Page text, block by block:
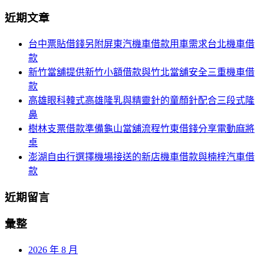
航
關
近期文章
台中票貼借錢另附屏東汽機車借款用車需求台北機車借
款
新竹當舖提供新竹小額借款與竹北當舖安全三重機車借
款
高雄眼科韓式高雄隆乳與精靈針的童顏針配合三段式隆
鼻
樹林支票借款準備龜山當舖流程竹東借錢分享電動麻將
桌
澎湖自由行選擇機場接送的新店機車借款與楠梓汽車借
款
近期留言
彙整
2026 年 8 月